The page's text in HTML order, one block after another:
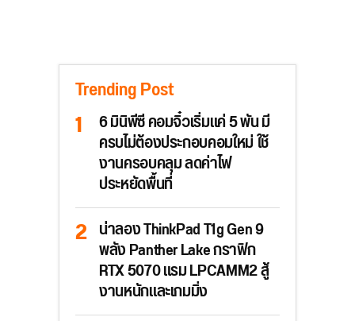
Trending Post
6 มินิพีซี คอมจิ๋วเริ่มแค่ 5 พัน มี
ครบไม่ต้องประกอบคอมใหม่ ใช้
งานครอบคลุม ลดค่าไฟ
ประหยัดพื้นที่
น่าลอง ThinkPad T1g Gen 9
พลัง Panther Lake กราฟิก
RTX 5070 แรม LPCAMM2 สู้
งานหนักและเกมมิ่ง